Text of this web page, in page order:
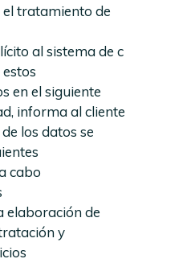
el tratamiento de
al sistema de c
en el siguiente
informa al cliente
los datos se
cabo
elaboración de
y